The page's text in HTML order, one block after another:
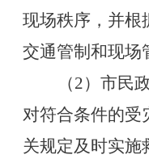
现场秩序，并根
交通管制和现场
（2）市民
对符合条件的受
关规定及时实施